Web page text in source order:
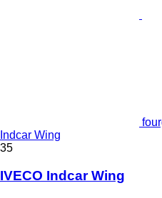
Indcar Wing
35
IVECO Indcar Wing